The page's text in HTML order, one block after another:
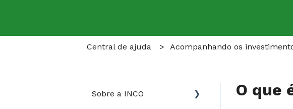
Central de ajuda Acompanhando os
O que
Sobre a INCO